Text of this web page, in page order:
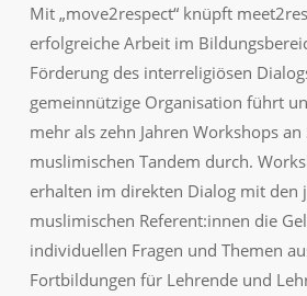
Mit „move2respect“ knüpft
erfolgreiche Arbeit im
Förderung des interreligiösen
gemeinnützige Organisation führt
mehr als zehn Jahren Workshops
muslimischen Tandem durch.
erhalten im direkten Dialog mit den
muslimischen Referent:innen die
individuellen Fragen und Themen
Fortbildungen für Lehrende und